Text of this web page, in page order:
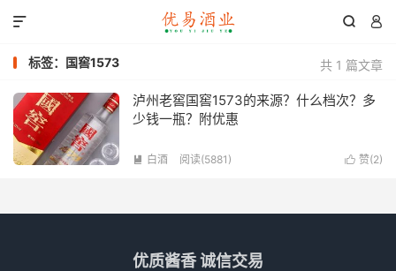
 

共 1 篇文章
标签：国窖1573
泸州老窖国窖1573的来源？什么档次？多
少钱一瓶？附优惠
 赞(2)
 白酒 阅读(5881)
优质酱香 诚信交易